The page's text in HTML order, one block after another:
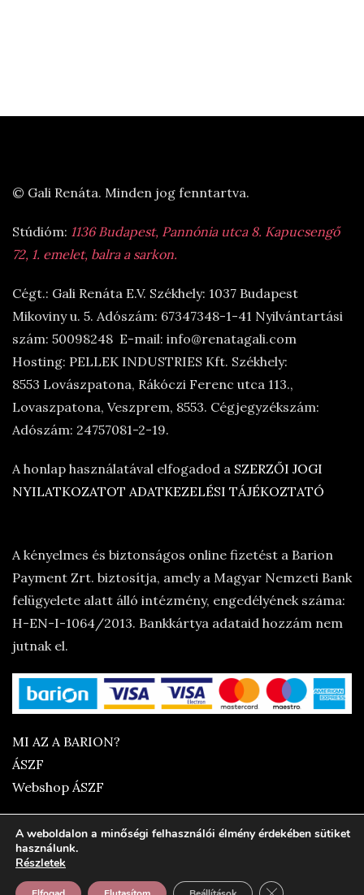
© Gali Renáta. Minden jog fenntartva.
Stúdióm: 1136 Budapest, Pannónia utca 8. Kapucsengő
72, 1. emelet, balra a sarkon.
Cégt.: Gali Renáta E.V. Székhely: 1037 Budapest
Mikoviny u. 5. Adószám: 67347348-1-41 Nyilvántartási
szám: 50098248 E-mail: info@renatagali.com
Hosting: PELLEK INDUSTRIES Kft. Székhely:
8553 Lovászpatona, Rákóczi Ferenc utca 113.,
Lovaszpatona, Veszprem, 8553. Cégjegyzékszám:
Adószám: 24757081-2-19.
A honlap használatával elfogadod a SZERZŐI JOGI
NYILATKOZATOT ADATKEZELÉSI TÁJÉKOZTATÓ
A kényelmes és biztonságos online fizetést a Barion
Payment Zrt. biztosítja, amely a Magyar Nemzeti Bank
felügyelete alatt álló intézmény, engedélyének száma:
H-EN-I-1064/2013. Bankkártya adataid hozzám nem
jutnak el.
MI AZ A BARION?
ÁSZF
Webshop ÁSZF
A weboldalon a minőségi felhasználói élmény érdekében sütiket
használunk.
Részletek
Close GDPR